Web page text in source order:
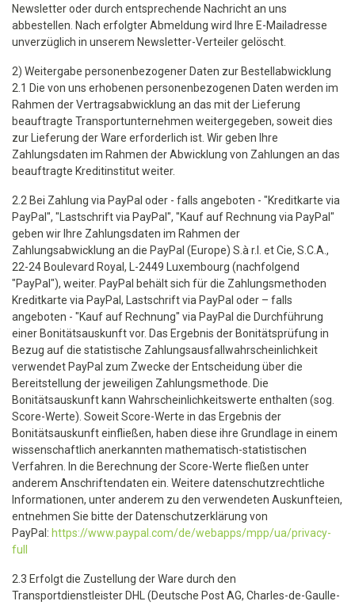
Newsletter oder durch entsprechende Nachricht an uns
abbestellen. Nach erfolgter Abmeldung wird Ihre E-Mailadresse
unverzüglich in unserem Newsletter-Verteiler gelöscht.
2) Weitergabe personenbezogener Daten zur Bestellabwicklung
2.1 Die von uns erhobenen personenbezogenen Daten werden im
Rahmen der Vertragsabwicklung an das mit der Lieferung
beauftragte Transportunternehmen weitergegeben, soweit dies
zur Lieferung der Ware erforderlich ist. Wir geben Ihre
Zahlungsdaten im Rahmen der Abwicklung von Zahlungen an das
beauftragte Kreditinstitut weiter.
2.2 Bei Zahlung via PayPal oder - falls angeboten - "Kreditkarte via
PayPal", "Lastschrift via PayPal", "Kauf auf Rechnung via PayPal"
geben wir Ihre Zahlungsdaten im Rahmen der
Zahlungsabwicklung an die PayPal (Europe) S.à r.l. et Cie, S.C.A.,
22-24 Boulevard Royal, L-2449 Luxembourg (nachfolgend
"PayPal"), weiter. PayPal behält sich für die Zahlungsmethoden
Kreditkarte via PayPal, Lastschrift via PayPal oder – falls
angeboten - "Kauf auf Rechnung" via PayPal die Durchführung
einer Bonitätsauskunft vor. Das Ergebnis der Bonitätsprüfung in
Bezug auf die statistische Zahlungsausfallwahrscheinlichkeit
verwendet PayPal zum Zwecke der Entscheidung über die
Bereitstellung der jeweiligen Zahlungsmethode. Die
Bonitätsauskunft kann Wahrscheinlichkeitswerte enthalten (sog.
Score-Werte). Soweit Score-Werte in das Ergebnis der
Bonitätsauskunft einfließen, haben diese ihre Grundlage in einem
wissenschaftlich anerkannten mathematisch-statistischen
Verfahren. In die Berechnung der Score-Werte fließen unter
anderem Anschriftendaten ein. Weitere datenschutzrechtliche
Informationen, unter anderem zu den verwendeten Auskunfteien,
entnehmen Sie bitte der Datenschutzerklärung von
PayPal: https://www.paypal.com/de/webapps/mpp/ua/privacy-
full
2.3 Erfolgt die Zustellung der Ware durch den
Transportdienstleister DHL (Deutsche Post AG, Charles-de-Gaulle-